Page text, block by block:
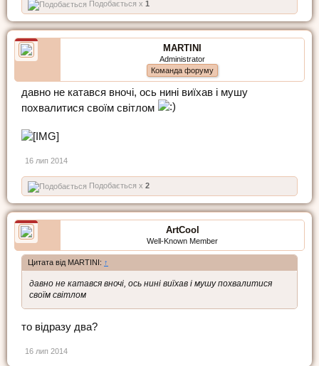
Подобається x 1
MARTINI
Administrator
Команда форуму
давно не катався вночі, ось нині виїхав і мушу
похвалитися своїм світлом
16 лип 2014
Подобається x 2
ArtCool
Well-Known Member
Цитата від MARTINI: ↑
давно не катався вночі, ось нині виїхав і мушу похвалитися
своїм світлом
то відразу два?
16 лип 2014